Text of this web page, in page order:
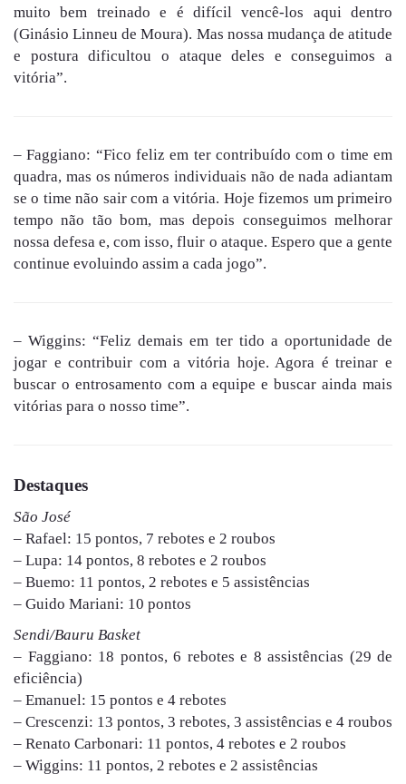
muito bem treinado e é difícil vencê-los aqui dentro
(Ginásio Linneu de Moura). Mas nossa mudança de atitude
e postura dificultou o ataque deles e conseguimos a
vitória”.
– Faggiano: “Fico feliz em ter contribuído com o time em
quadra, mas os números individuais não de nada adiantam
se o time não sair com a vitória. Hoje fizemos um primeiro
tempo não tão bom, mas depois conseguimos melhorar
nossa defesa e, com isso, fluir o ataque. Espero que a gente
continue evoluindo assim a cada jogo”.
– Wiggins: “Feliz demais em ter tido a oportunidade de
jogar e contribuir com a vitória hoje. Agora é treinar e
buscar o entrosamento com a equipe e buscar ainda mais
vitórias para o nosso time”.
Destaques
São José
– Rafael: 15 pontos, 7 rebotes e 2 roubos
– Lupa: 14 pontos, 8 rebotes e 2 roubos
– Buemo: 11 pontos, 2 rebotes e 5 assistências
– Guido Mariani: 10 pontos
Sendi/Bauru Basket
– Faggiano: 18 pontos, 6 rebotes e 8 assistências (29 de
eficiência)
– Emanuel: 15 pontos e 4 rebotes
– Crescenzi: 13 pontos, 3 rebotes, 3 assistências e 4 roubos
– Renato Carbonari: 11 pontos, 4 rebotes e 2 roubos
– Wiggins: 11 pontos, 2 rebotes e 2 assistências